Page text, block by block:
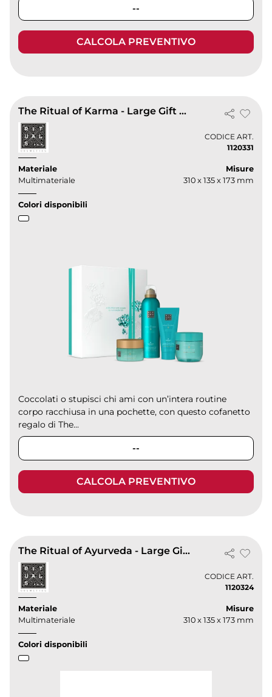
--
CALCOLA PREVENTIVO
The Ritual of Karma - Large Gift Set 2025
CODICE ART.
1120331
Materiale
Multimateriale
Misure
310 x 135 x 173 mm
Colori disponibili
Coccolati o stupisci chi ami con un’intera routine
corpo racchiusa in una pochette, con questo cofanetto
regalo di The...
--
CALCOLA PREVENTIVO
The Ritual of Ayurveda - Large Gift Set 2025
CODICE ART.
1120324
Materiale
Multimateriale
Misure
310 x 135 x 173 mm
Colori disponibili